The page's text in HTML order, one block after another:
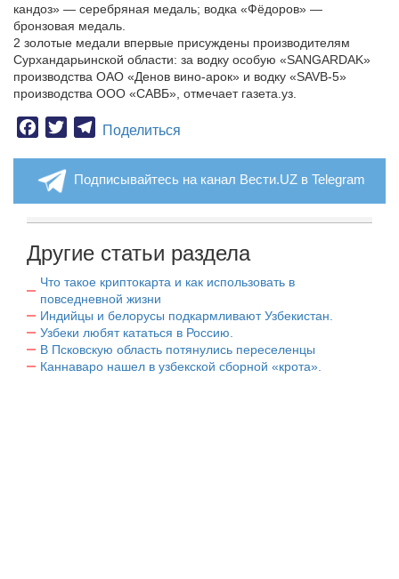
кандоз» — серебряная медаль; водка «Фёдоров» —
бронзовая медаль.
2 золотые медали впервые присуждены производителям
Сурхандарьинской области: за водку особую «SANGARDAK»
производства ОАО «Денов вино-арок» и водку «SAVB-5»
производства ООО «САВБ», отмечает газета.уз.
Facebook
TwitterTelegram
Поделиться
Подписывайтесь на канал Вести.UZ в Telegram
Другие статьи раздела
Что такое криптокарта и как использовать в
повседневной жизни
Индийцы и белорусы подкармливают Узбекистан.
Узбеки любят кататься в Россию.
В Псковскую область потянулись переселенцы
Каннаваро нашел в узбекской сборной «крота».